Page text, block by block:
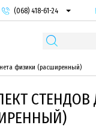
(068) 418-61-24
(095) 987-29-55
физики (расширенный)